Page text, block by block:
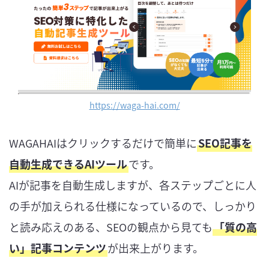
https://waga-hai.com/
WAGAHAIはクリックするだけで簡単にSEO記事を
自動生成できるAIツールです。
AIが記事を自動生成しますが、各ステップごとに人
の手が加えられる仕様になっているので、しっかり
と読み応えのある、SEOの観点から見ても「質の高
い」記事コンテンツが出来上がります。